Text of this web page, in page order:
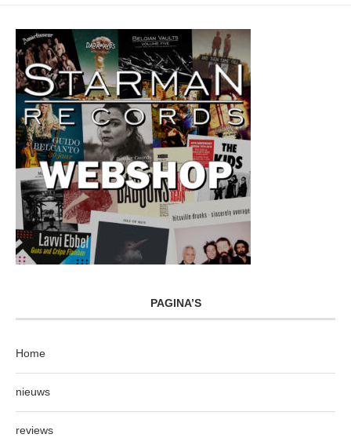
PAGINA’S
Home
nieuws
reviews